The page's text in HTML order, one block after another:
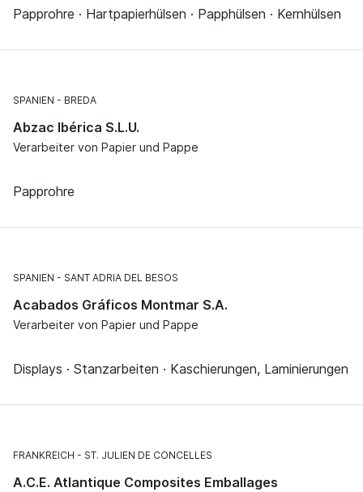
Papprohre · Hartpapierhülsen · Papphülsen · Kernhülsen
SPANIEN BREDA
Abzac Ibérica S.L.U.
Verarbeiter von Papier und Pappe
Papprohre
SPANIEN SANT ADRIA DEL BESOS
Acabados Gráficos Montmar S.A.
Verarbeiter von Papier und Pappe
Displays · Stanzarbeiten · Kaschierungen, Laminierungen
FRANKREICH ST. JULIEN DE CONCELLES
A.C.E. Atlantique Composites Emballages